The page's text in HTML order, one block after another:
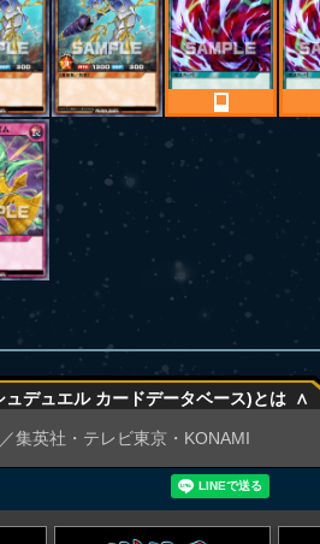
デュエル カードデータベース)とは ∧
集英社・テレビ東京・KONAMI